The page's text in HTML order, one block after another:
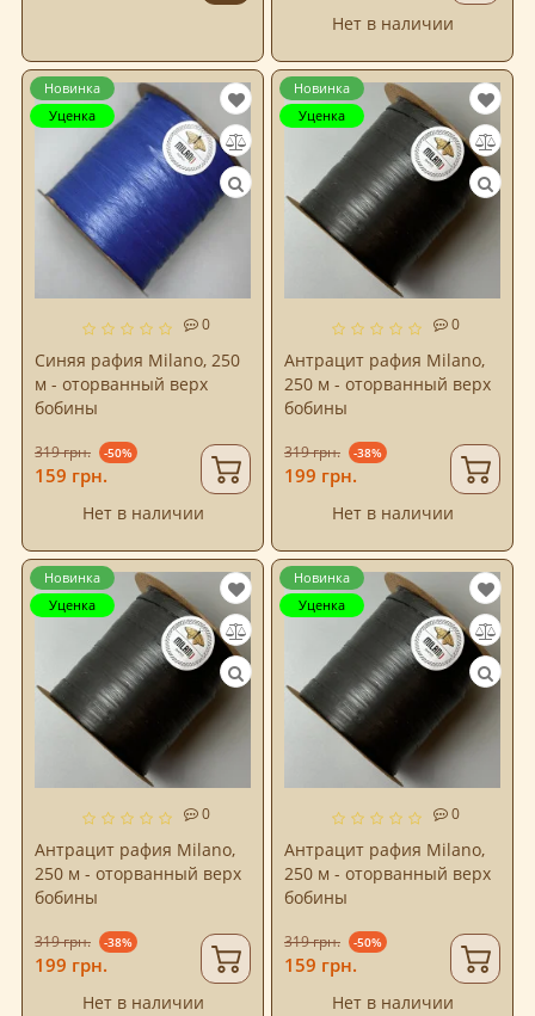
Нет в наличии
0
Синяя рафия Milano, 250
м - оторванный верх
бобины
Новинка
Уценка
319 грн. -50%
159 грн.
Нет в наличии
0
Антрацит рафия Milano,
250 м - оторванный верх
бобины
Новинка
Уценка
319 грн. -38%
199 грн.
Нет в наличии
0
Антрацит рафия Milano,
250 м - оторванный верх
бобины
Новинка
Уценка
319 грн. -38%
199 грн.
Нет в наличии
0
Антрацит рафия Milano,
250 м - оторванный верх
бобины
Новинка
Уценка
319 грн. -50%
159 грн.
Нет в наличии